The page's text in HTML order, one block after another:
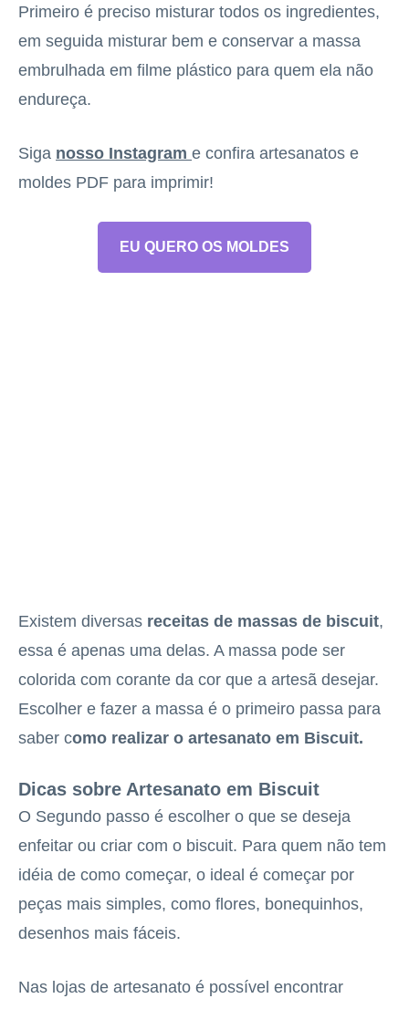
Primeiro é preciso misturar todos os ingredientes,
em seguida misturar bem e conservar a massa
embrulhada em filme plástico para quem ela não
endureça.
Siga nosso Instagram e confira artesanatos e
moldes PDF para imprimir!
EU QUERO OS MOLDES
Existem diversas receitas de massas de biscuit,
essa é apenas uma delas. A massa pode ser
colorida com corante da cor que a artesã desejar.
Escolher e fazer a massa é o primeiro passa para
saber como realizar o artesanato em Biscuit.
Dicas sobre Artesanato em Biscuit
O Segundo passo é escolher o que se deseja
enfeitar ou criar com o biscuit. Para quem não tem
idéia de como começar, o ideal é começar por
peças mais simples, como flores, bonequinhos,
desenhos mais fáceis.
Nas lojas de artesanato é possível encontrar